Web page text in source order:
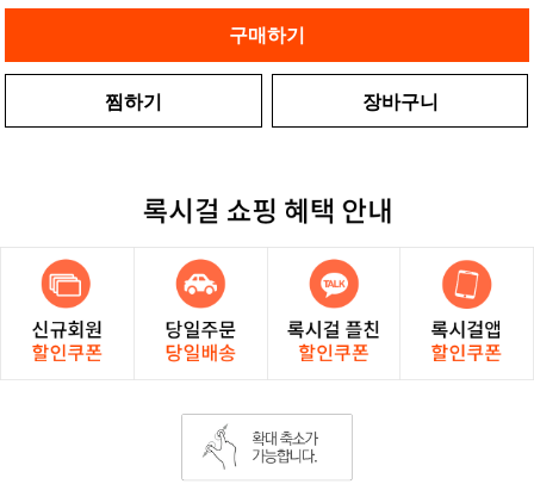
구매하기
찜하기 장바구니